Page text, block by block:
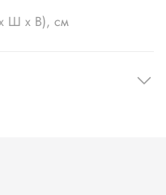
Ш х В), см